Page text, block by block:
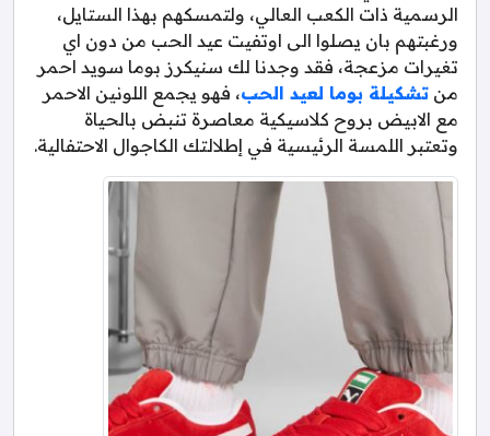
الرسمية ذات الكعب العالي، ولتمسكهم بهذا الستايل،
ورغبتهم بان يصلوا الى اوتفيت عيد الحب من دون اي
تغيرات مزعجة، فقد وجدنا لك سنيكرز بوما سويد احمر
من تشكيلة بوما لعيد الحب، فهو يجمع اللونين الاحمر
مع الابيض بروح كلاسيكية معاصرة تنبض بالحياة
وتعتبر اللمسة الرئيسية في إطلالتك الكاجوال الاحتفالية.